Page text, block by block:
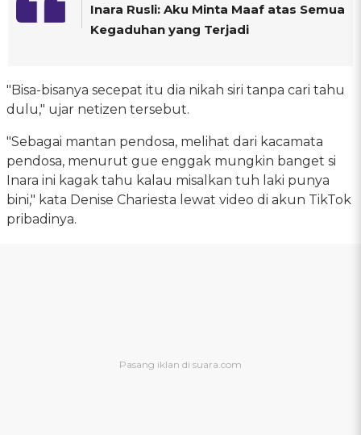
Inara Rusli: Aku Minta Maaf atas Semua
Kegaduhan yang Terjadi
"Bisa-bisanya secepat itu dia nikah siri tanpa cari tahu
dulu," ujar netizen tersebut.
"Sebagai mantan pendosa, melihat dari kacamata
pendosa, menurut gue enggak mungkin banget si
Inara ini kagak tahu kalau misalkan tuh laki punya
bini," kata Denise Chariesta lewat video di akun TikTok
pribadinya.